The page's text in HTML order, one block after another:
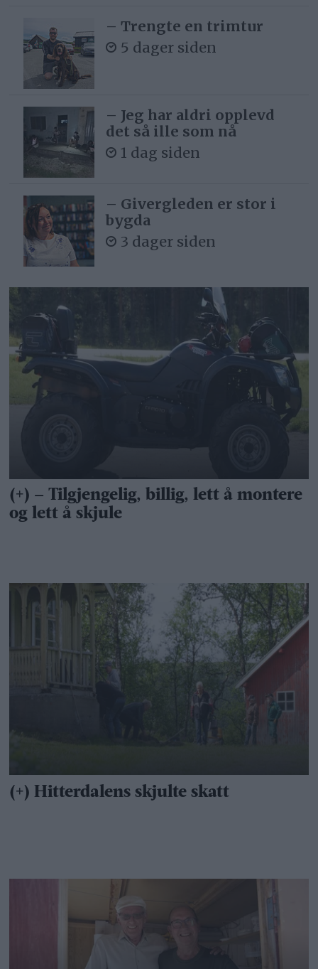
– Trengte en trimtur
5 dager siden
– Jeg har aldri opplevd
det så ille som nå
1 dag siden
– Givergleden er stor i
bygda
3 dager siden